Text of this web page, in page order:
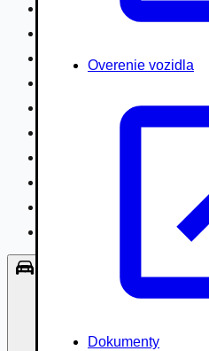
Overenie vozidla
Dokumenty
Poľnohospodárske
Hydraulické ruky
Špeciály/nosiče
Návesy/prívesy
Lode/člny, lietadlá/
Príslušenstvo,